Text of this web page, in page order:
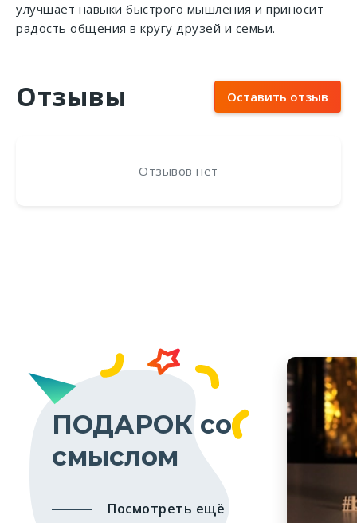
улучшает навыки быстрого мышления и приносит
радость общения в кругу друзей и семьи.
Отзывы Оставить отзыв
Отзывов нет
ПОДАРОК со
смыслом
Посмотреть ещё